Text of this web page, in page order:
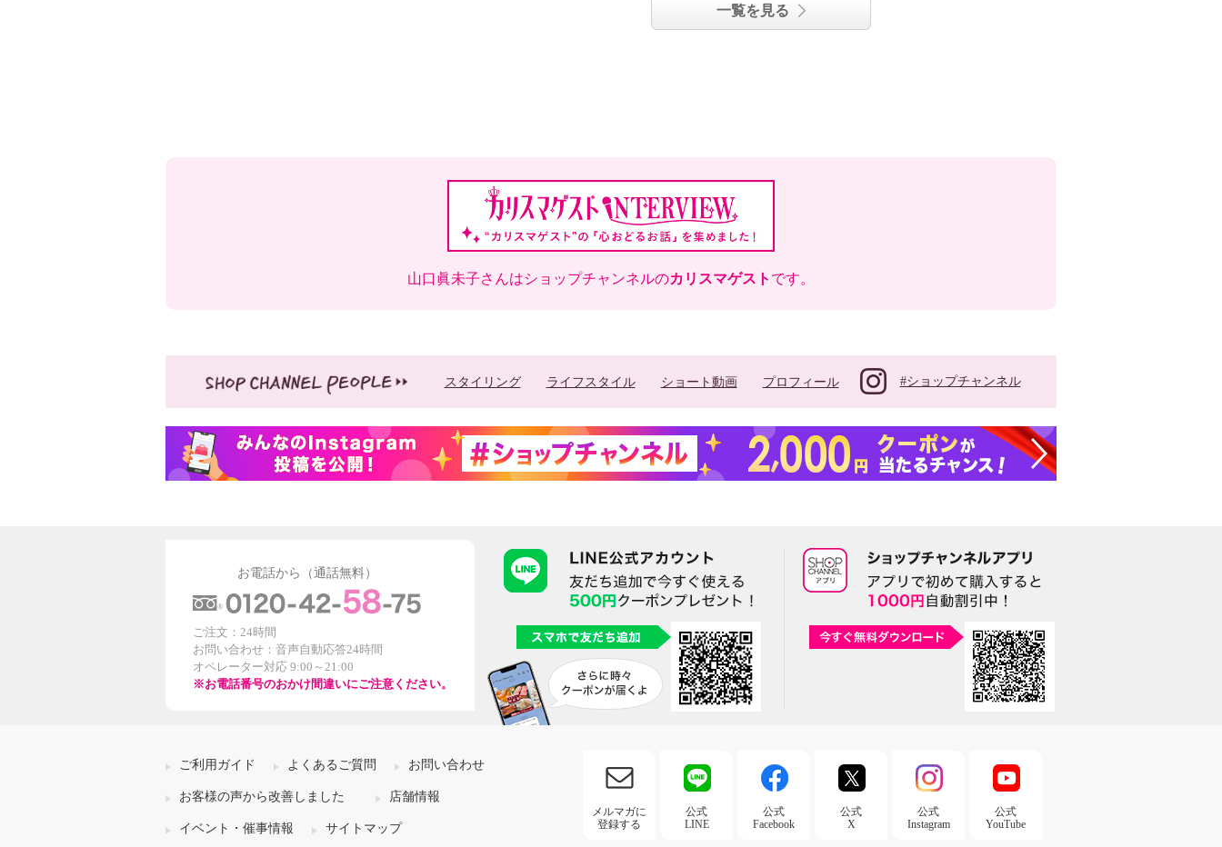
一覧を見る
山口眞未子さんはショップチャンネルのカリスマゲスト です。
スタイリング ライフスタイル ショート動画 プロフィール #ショップチャンネル
お電話から（通話無料）
ご注文：24時間
お問い合わせ：音声自動応答24時間
オペレーター対応 9:00～21:00
※お電話番号のおかけ間違いにご注意ください。
ご利用ガイド よくあるご質問 お問い合わせ
お客様の声から改善しました 店舗情報
イベント・催事情報 サイトマップ
メルマガに
登録する
公式
LINE
公式
Facebook
公式
X
公式
Instagram
公式
YouTube